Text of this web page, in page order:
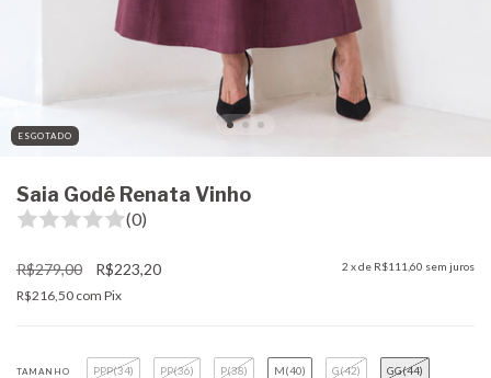
ESGOTADO
Saia Godê Renata Vinho
(0)
R$279,00 R$223,20 2 x de R$111,60 sem juros
R$216,50 com Pix
TAMANHO PPP(34) PP(36) P(38) M(40) G(42) GG(44)